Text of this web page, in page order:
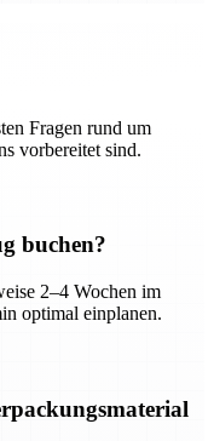
Fragen rund um
vorbereitet sind.
buchen?
2–4 Wochen im
optimal einplanen.